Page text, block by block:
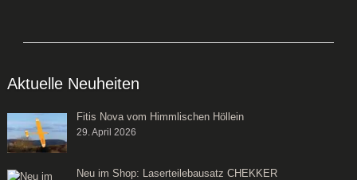
Aktuelle Neuheiten
Fitis Nova vom Himmlischen Höllein
29. April 2026
Neu im Shop: Laserteilebausatz CHEKKER